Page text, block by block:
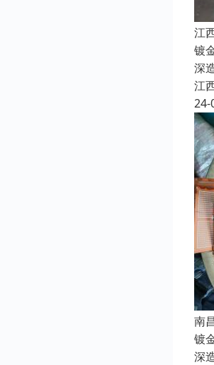
江
镀
深
江
24-
南
镀
深